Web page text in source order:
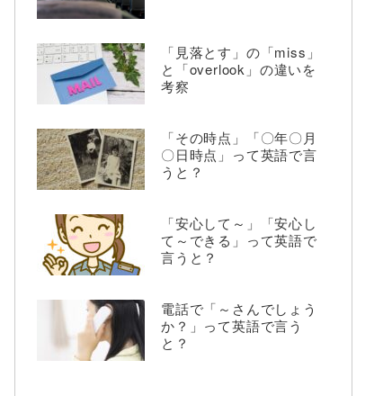
「見落とす」の「miss」
と「overlook」の違いを
考察
「その時点」「〇年〇月
〇日時点」って英語で言
うと？
「安心して～」「安心し
て～できる」って英語で
言うと？
電話で「～さんでしょう
か？」って英語で言う
と？